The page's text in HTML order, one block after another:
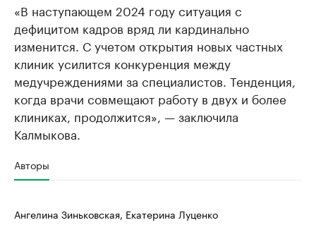
«В наступающем 2024 году ситуация с
дефицитом кадров вряд ли кардинально
изменится. С учетом открытия новых частных
клиник усилится конкуренция между
медучреждениями за специалистов. Тенденция,
когда врачи совмещают работу в двух и более
клиниках, продолжится», — заключила
Калмыкова.
Авторы
Ангелина Зиньковская, Екатерина Луценко